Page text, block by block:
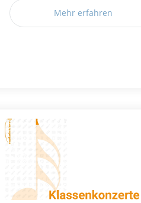
Mehr erfahren